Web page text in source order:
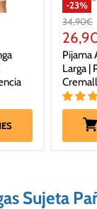
-23%
Precio
original
34,90€
Pijama
Larga |
Sujeta